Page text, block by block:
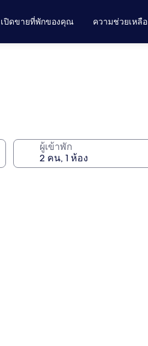
เปิดขายที่พักของคุณ ความช่วยเหลือ
ผู้เข้าพัก